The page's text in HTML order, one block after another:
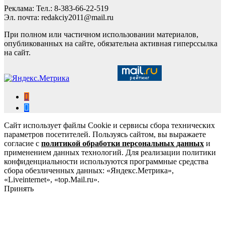
Реклама: Тел.: 8-383-66-22-519
Эл. почта: redakciy2011@mail.ru
При полном или частичном использовании материалов,
опубликованных на сайте, обязательна активная гиперссылка
на сайт.
Сайт использует файлы Cookie и сервисы сбора технических
параметров посетителей. Пользуясь сайтом, вы выражаете
согласие с политикой обработки персональных данных и
применением данных технологий. Для реализации политики
конфиденциальности используются программные средства
сбора обезличенных данных: «Яндекс.Метрика»,
«Liveinternet», «top.Mail.ru».
Принять